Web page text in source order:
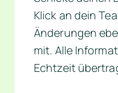
Klick an dein
Änderungen
mit. Alle
Echtzeit